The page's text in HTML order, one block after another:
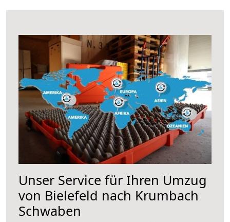
Unser Service für Ihren Umzug
von Bielefeld nach Krumbach
Schwaben